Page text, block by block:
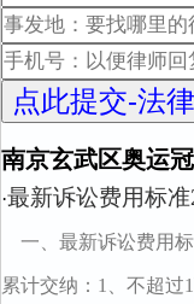
南京玄武区奥运
·最新诉讼费用标准
一、最新诉讼费用
累计交纳：1、不超过